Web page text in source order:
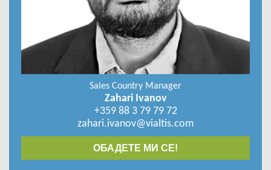
Sales Country Manager
Zahari Ivanov
+359 88 3 79 79 72
zahari.ivanov@vialtis.com
ОБАДЕТЕ МИ СЕ!